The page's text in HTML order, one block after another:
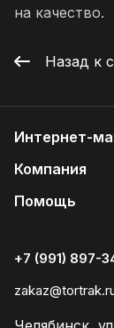
на качество.
Назад к
Интернет-
Компания
Помощь
+7 (991) 897-